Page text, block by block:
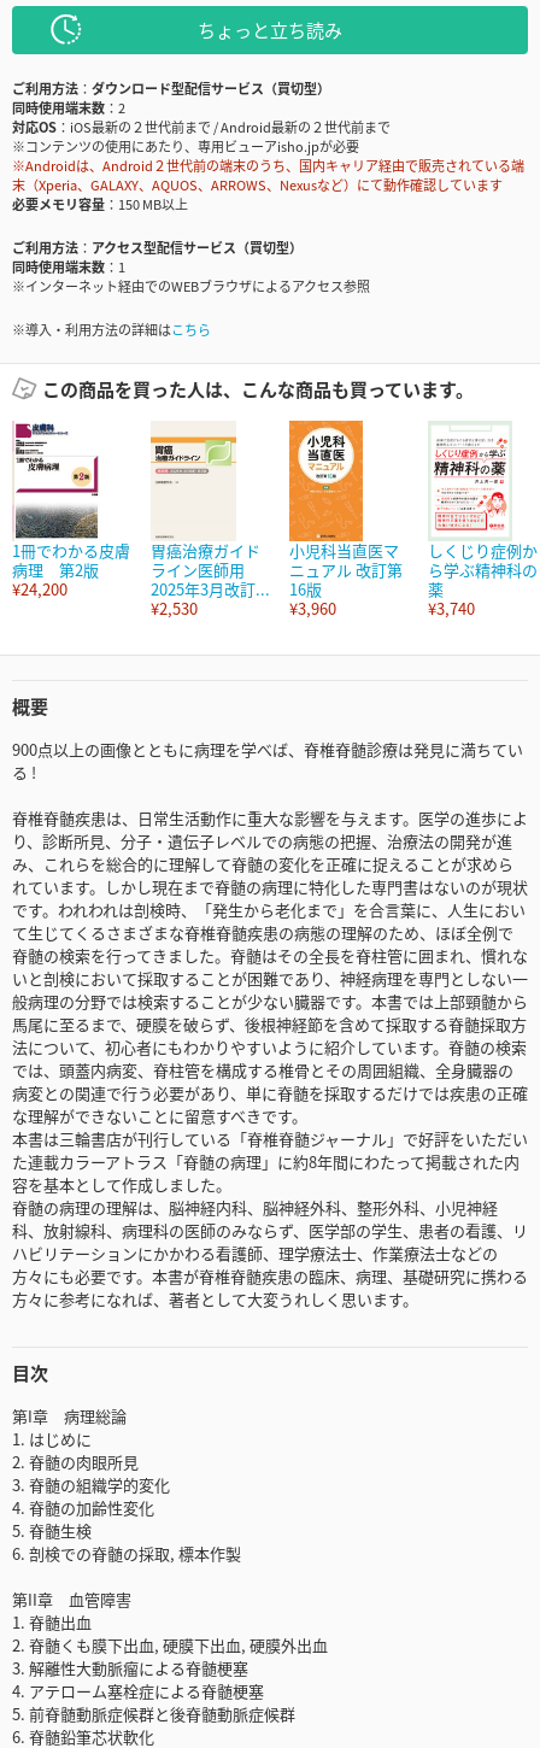
ちょっと立ち読み
ご利用方法
ダウンロード型配信サービス（買切型）
同時使用端末数
2
対応OS
iOS最新の２世代前まで / Android最新の２世代前まで
※コンテンツの使用にあたり、専用ビューアisho.jpが必要
※Androidは、Android２世代前の端末のうち、国内キャリア経由で販売されている端
末（Xperia、GALAXY、AQUOS、ARROWS、Nexusなど）にて動作確認しています
必要メモリ容量
150 MB以上
ご利用方法
アクセス型配信サービス（買切型）
同時使用端末数
1
※インターネット経由でのWEBブラウザによるアクセス参照
※導入・利用方法の詳細はこちら
この商品を買った人は、こんな商品も買っています。
1冊でわかる皮膚
病理 第2版
¥24,200
胃癌治療ガイド
ライン医師用
2025年3月改訂...
¥2,530
小児科当直医マ
ニュアル 改訂第
16版
¥3,960
しくじり症例か
ら学ぶ精神科の
薬
¥3,740
概要
900点以上の画像とともに病理を学べば、脊椎脊髄診療は発見に満ちてい
る !
脊椎脊髄疾患は、日常生活動作に重大な影響を与えます。医学の進歩によ
り、診断所見、分子・遺伝子レベルでの病態の把握、治療法の開発が進
み、これらを総合的に理解して脊髄の変化を正確に捉えることが求めら
れています。しかし現在まで脊髄の病理に特化した専門書はないのが現状
です。われわれは剖検時、「発生から老化まで」を合言葉に、人生におい
て生じてくるさまざまな脊椎脊髄疾患の病態の理解のため、ほぼ全例で
脊髄の検索を行ってきました。脊髄はその全長を脊柱管に囲まれ、慣れな
いと剖検において採取することが困難であり、神経病理を専門としない一
般病理の分野では検索することが少ない臓器です。本書では上部頸髄から
馬尾に至るまで、硬膜を破らず、後根神経節を含めて採取する脊髄採取方
法について、初心者にもわかりやすいように紹介しています。脊髄の検索
では、頭蓋内病変、脊柱管を構成する椎骨とその周囲組織、全身臓器の
病変との関連で行う必要があり、単に脊髄を採取するだけでは疾患の正確
な理解ができないことに留意すべきです。
本書は三輪書店が刊行している「脊椎脊髄ジャーナル」で好評をいただい
た連載カラーアトラス「脊髄の病理」に約8年間にわたって掲載された内
容を基本として作成しました。
脊髄の病理の理解は、脳神経内科、脳神経外科、整形外科、小児神経
科、放射線科、病理科の医師のみならず、医学部の学生、患者の看護、リ
ハビリテーションにかかわる看護師、理学療法士、作業療法士などの
方々にも必要です。本書が脊椎脊髄疾患の臨床、病理、基礎研究に携わる
方々に参考になれば、著者として大変うれしく思います。
目次
第I章 病理総論
1. はじめに
2. 脊髄の肉眼所見
3. 脊髄の組織学的変化
4. 脊髄の加齢性変化
5. 脊髄生検
6. 剖検での脊髄の採取, 標本作製
第II章 血管障害
1. 脊髄出血
2. 脊髄くも膜下出血, 硬膜下出血, 硬膜外出血
3. 解離性大動脈瘤による脊髄梗塞
4. アテローム塞栓症による脊髄梗塞
5. 前脊髄動脈症候群と後脊髄動脈症候群
6. 脊髄鉛筆芯状軟化